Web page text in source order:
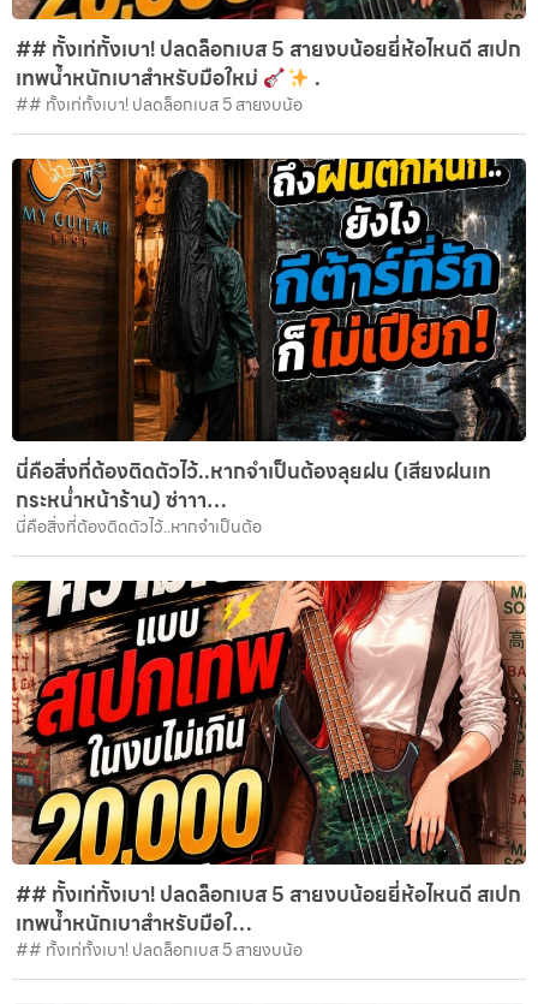
## ทั้งเท่ทั้งเบา! ปลดล็อกเบส 5 สายงบน้อยยี่ห้อไหนดี สเปก
เทพน้ำหนักเบาสำหรับมือใหม่
.
## ทั้งเท่ทั้งเบา! ปลดล็อกเบส 5 สายงบน้อ
นี่คือสิ่งที่ต้องติดตัวไว้..หากจำเป็นต้องลุยฝน (เสียงฝนเท
กระหน่ำหน้าร้าน) ซ่าาา…
นี่คือสิ่งที่ต้องติดตัวไว้..หากจำเป็นต้อ
## ทั้งเท่ทั้งเบา! ปลดล็อกเบส 5 สายงบน้อยยี่ห้อไหนดี สเปก
เทพน้ำหนักเบาสำหรับมือใ…
## ทั้งเท่ทั้งเบา! ปลดล็อกเบส 5 สายงบน้อ